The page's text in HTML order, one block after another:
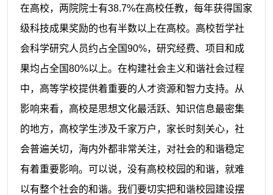
在高校，两院院士有38.7%在高校任教，每年获得国家
级科技成果奖励的也有半数以上在高校。高校哲学社
会科学研究人员约占全国90%，研究经费、项目和成
果均占全国80%以上。在构建社会主义和谐社会过程
中，高等学校提供着重要的人才资源和智力支持。从
影响来看，高校是思想文化最活跃、知识信息最密集
的地方，高校学生涉及千家万户，家长时刻关心，社
会普遍关切，海内外都非常关注，对社会的和谐稳定
有着重要影响。可以说，没有高校校园的和谐，就难
以有整个社会的和谐。我们要切实把和谐校园建设摆